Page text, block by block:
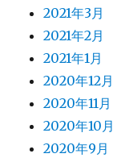
2021年3月
2021年2月
2021年1月
2020年12月
2020年11月
2020年10月
2020年9月